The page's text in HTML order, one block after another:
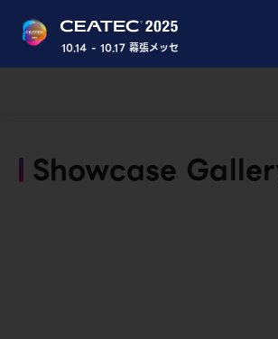
10.14 - 10.17 幕張メッセ
Showcase